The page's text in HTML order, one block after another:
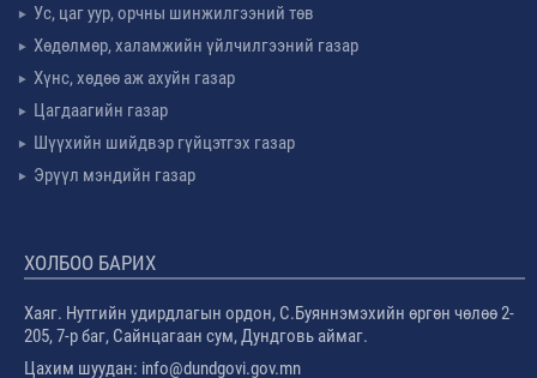
Ус, цаг уур, орчны шинжилгээний төв
Хөдөлмөр, халамжийн үйлчилгээний газар
Хүнс, хөдөө аж ахуйн газар
Цагдаагийн газар
Шүүхийн шийдвэр гүйцэтгэх газар
Эрүүл мэндийн газар
ХОЛБОО БАРИХ
Хаяг. Нутгийн удирдлагын ордон, С.Буяннэмэхийн өргөн чөлөө 2-
205, 7-р баг, Сайнцагаан сум, Дундговь аймаг.
Цахим шуудан: info@dundgovi.gov.mn